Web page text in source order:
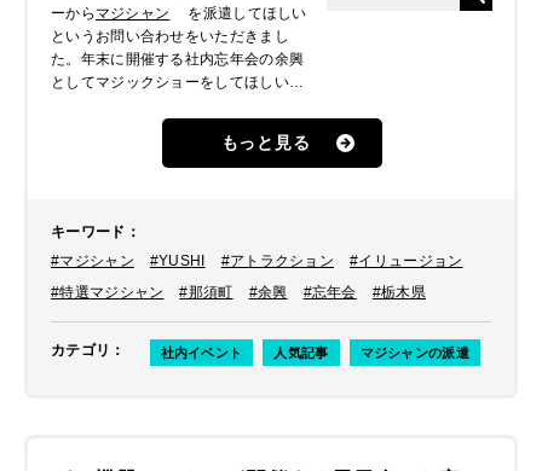
ーから マジシャン
を派遣してほしい
というお問い合わせをいただきまし
た。年末に開催する社内忘年会の余興
としてマジックショーをしてほしいと
がることのできるショーにしたいとの
ご希望をいただきましたので、今回は
もっと見る
キーワード ：
#マジシャン
#YUSHI #アトラクション
#イリュージョン
#特選マジシャン
#那須町 #余興 #忘年会 #栃木県
カテゴリ ： 社内イベント 人気記事 マジシャンの派遣